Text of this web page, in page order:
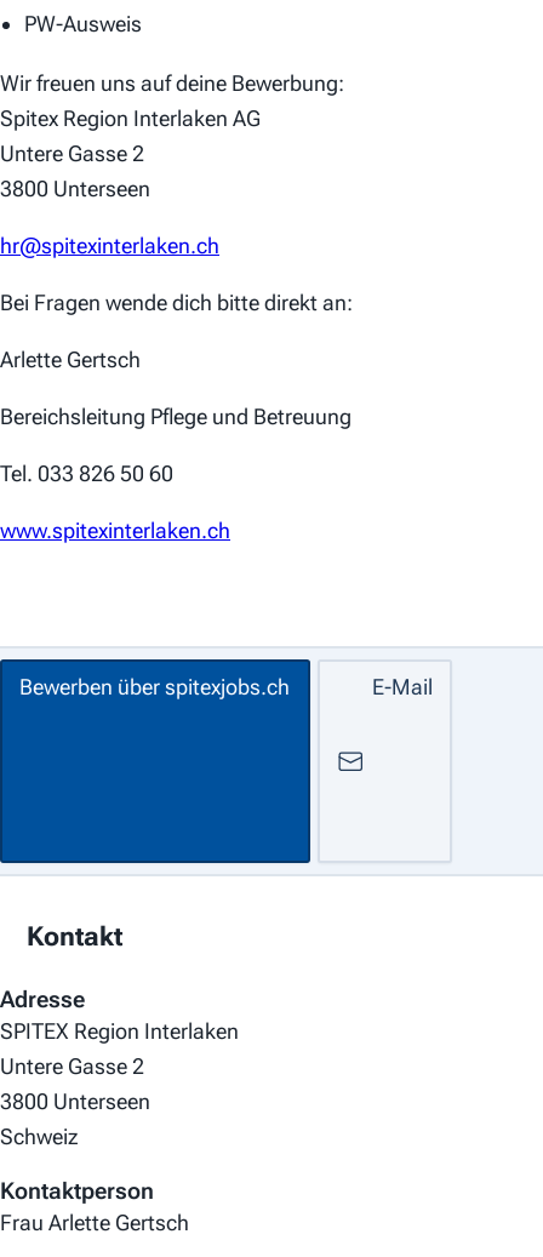
PW-Ausweis
Wir freuen uns auf deine Bewerbung:
Spitex Region Interlaken AG
Untere Gasse 2
3800 Unterseen
hr@spitexinterlaken.ch
Bei Fragen wende dich bitte direkt an:
Arlette Gertsch
Bereichsleitung Pflege und Betreuung
Tel. 033 826 50 60
www.spitexinterlaken.ch
Bewerben über spitexjobs.ch E-Mail
Kontakt
Adresse
SPITEX Region Interlaken
Untere Gasse 2
3800 Unterseen
Schweiz
Kontaktperson
Frau Arlette Gertsch